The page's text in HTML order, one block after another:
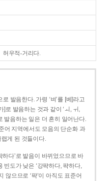
허우적-거리다.
발음한다. 가령 ‘벼’를 [베]라고
]로 발음하는 것과 같이 ‘ㅚ, ㅟ,
발음하는 일은 더 흔히 일어난다.
어 지역에서도 모음의 단순화 과
게 된 것들이다.
하다’로 발음이 바뀌었으므로 바
빈도가 낮은 ‘강퍅하다, 퍅하다,
않으므로 ‘퍅’이 아직도 표준어